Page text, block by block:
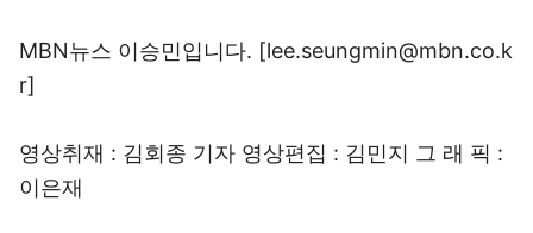
MBN뉴스 이승민입니다. [lee.seungmin@mbn.co.k
r]
영상취재 : 김회종 기자 영상편집 : 김민지 그 래 픽 :
이은재